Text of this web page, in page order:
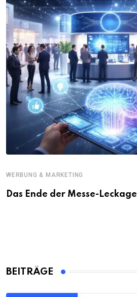
WERBUNG & MARKETING
Das Ende der Messe-Leckage
BEITRÄGE